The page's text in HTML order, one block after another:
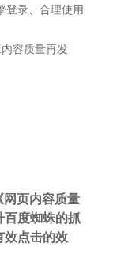
登录、合理使用
容质量再发
页内容质量
度蜘蛛的抓
效点击的效